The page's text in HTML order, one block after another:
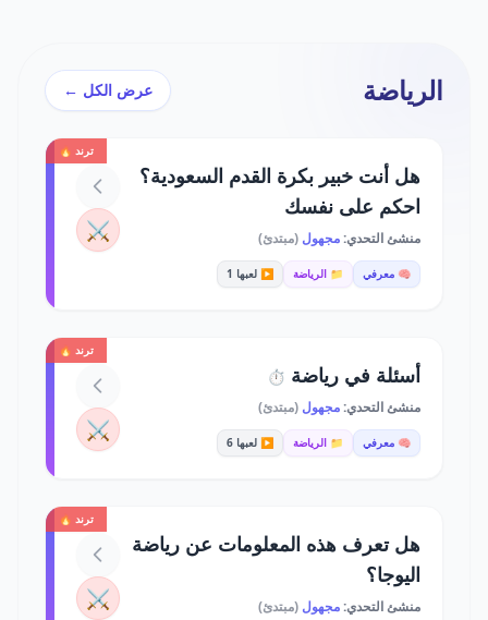
الرياضة عرض الكل ←
ترند 🔥
هل أنت خبير بكرة القدم السعودية؟
احكم على نفسك
منشئ التحدي:مجهول (مبتدئ)
🧠 معرفي 📁 الرياضة ▶️ لعبها 1
⚔️
ترند 🔥
أسئلة في رياضة ⏱️
منشئ التحدي:مجهول (مبتدئ)
🧠 معرفي 📁 الرياضة ▶️ لعبها 6 ⚔️
ترند 🔥
هل تعرف هذه المعلومات عن رياضة
اليوجا؟
منشئ التحدي:مجهول (مبتدئ) ⚔️